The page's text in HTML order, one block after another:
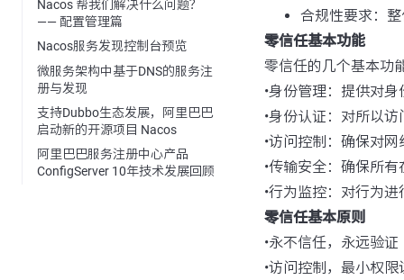
Nacos 帮我们解决什么问题？
—— 配置管理篇
Nacos服务发现控制台预览
微服务架构中基于DNS的服务注
册与发现
支持Dubbo生态发展，阿里巴巴
启动新的开源项目 Nacos
阿里巴巴服务注册中心产品
ConfigServer 10年技术发展回顾
合规性要求：
零信任基本功能
零信任的几个基本功
•身份管理：提供对
•身份认证：对所以
•访问控制：确保对
•传输安全：确保所
•行为监控：对行为
零信任基本原则
•永不信任，永远验证
•访问控制，最小权限